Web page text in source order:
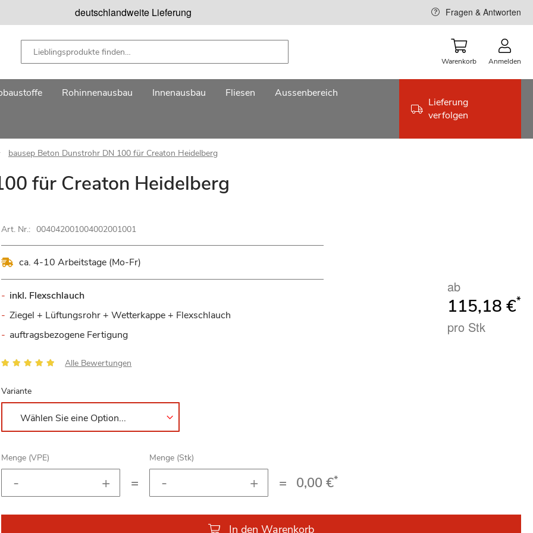
deutschlandweite Lieferung Fragen & Antworten
Warenkorb Anmelden
Rohinnenausbau Innenausbau Fliesen Aussenbereich
Lieferung
verfolgen
bausep Beton Dunstrohr DN 100 für Creaton Heidelberg
für Creaton Heidelberg
Art. Nr.: 004042001004002001001
ca. 4-10 Arbeitstage (Mo-Fr)
inkl. Flexschlauch
Ziegel + Lüftungsrohr + Wetterkappe + Flexschlauch
auftragsbezogene Fertigung
Bewertung: Alle Bewertungen
ab
115,18 €*
pro Stk
Variante
Menge (VPE)
=
Menge (Stk)
= 0,00 €*
In den Warenkorb